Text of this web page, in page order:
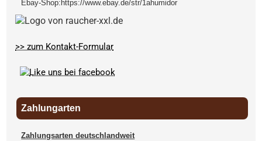
Ebay-Shop: https://www.ebay.de/str/1ahumidor
>> zum Kontakt-Formular
Zahlungarten
Zahlungsarten deutschlandweit